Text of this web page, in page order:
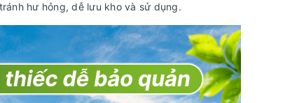
hư hỏng, dễ lưu kho và sử dụng.